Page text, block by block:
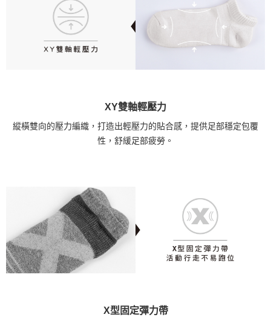
XY雙軸輕壓力
縱橫雙向的壓力編織，打造出輕壓力的貼合感，提供足部穩定包覆
性，舒緩足部疲勞。
X型固定彈力帶